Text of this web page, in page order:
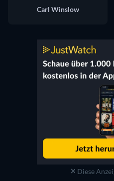
Carl Winslow
Diese